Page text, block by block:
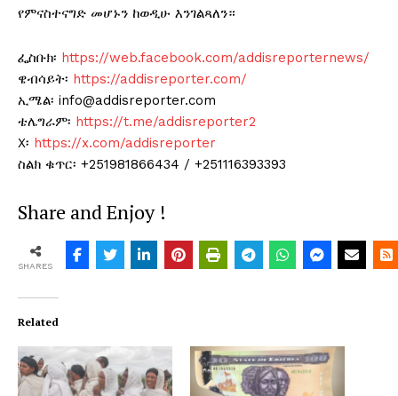
የምናስተናግድ መሆኑን ከወዲሁ እንገልጻለን።
ፌስቡክ፡ https://web.facebook.com/addisreporternews/
ዌብሳይት፡ https://addisreporter.com/
ኢሜል፡ info@addisreporter.com
ቴሌግራም፡ https://t.me/addisreporter2
X፡ https://x.com/addisreporter
ስልክ ቁጥር፡ +251981866434 / +251116393393
Share and Enjoy !
SHARES
Related